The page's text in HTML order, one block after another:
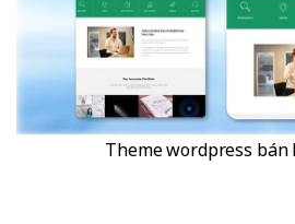
Theme wordpress bán